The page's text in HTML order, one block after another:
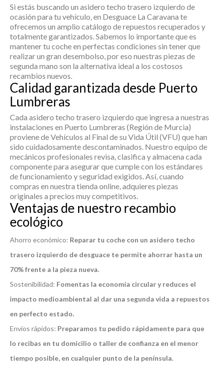
Si estás buscando un asidero techo trasero izquierdo de
ocasión para tu vehículo, en Desguace La Caravana te
ofrecemos un amplio catálogo de repuestos recuperados y
totalmente garantizados. Sabemos lo importante que es
mantener tu coche en perfectas condiciones sin tener que
realizar un gran desembolso, por eso nuestras piezas de
segunda mano son la alternativa ideal a los costosos
recambios nuevos.
Calidad garantizada desde Puerto
Lumbreras
Cada asidero techo trasero izquierdo que ingresa a nuestras
instalaciones en Puerto Lumbreras (Región de Murcia)
proviene de Vehículos al Final de su Vida Útil (VFU) que han
sido cuidadosamente descontaminados. Nuestro equipo de
mecánicos profesionales revisa, clasifica y almacena cada
componente para asegurar que cumple con los estándares
de funcionamiento y seguridad exigidos. Así, cuando
compras en nuestra tienda online, adquieres piezas
originales a precios muy competitivos.
Ventajas de nuestro recambio
ecológico
Ahorro económico: Reparar tu coche con un asidero techo
trasero izquierdo de desguace te permite ahorrar hasta un
70% frente a la pieza nueva.
Sostenibilidad: Fomentas la economía circular y reduces el
impacto medioambiental al dar una segunda vida a repuestos
en perfecto estado.
Envíos rápidos: Preparamos tu pedido rápidamente para que
lo recibas en tu domicilio o taller de confianza en el menor
tiempo posible, en cualquier punto de la península.